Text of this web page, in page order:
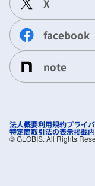
X
facebook
note
法人概要利用規約プライ
特定商取引法の表示掲載
©︎ GLOBIS. All Rights